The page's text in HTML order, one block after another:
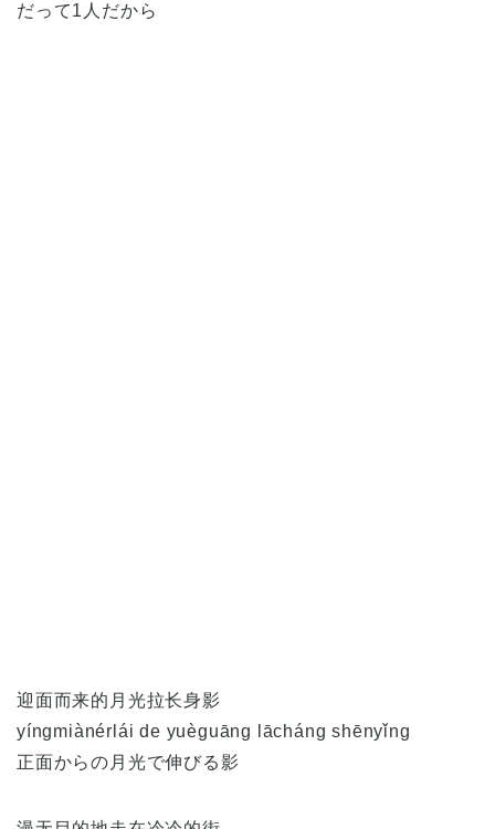
だって1人だから
迎面而来的月光拉长身影
yíngmiànérlái de yuèguāng lācháng shēnyǐng
正面からの月光で伸びる影